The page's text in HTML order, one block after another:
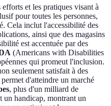
et les pratiques visant à
pour toutes les personnes,
Cela inclut l'accessibilité des
ainsi que des magasins
est accentuée par des
(Americans with Disabilities
qui promeut l'inclusion.
seulement satisfait à des
d'atteindre un marché
, plus d'un milliard de
un handicap, montrant un